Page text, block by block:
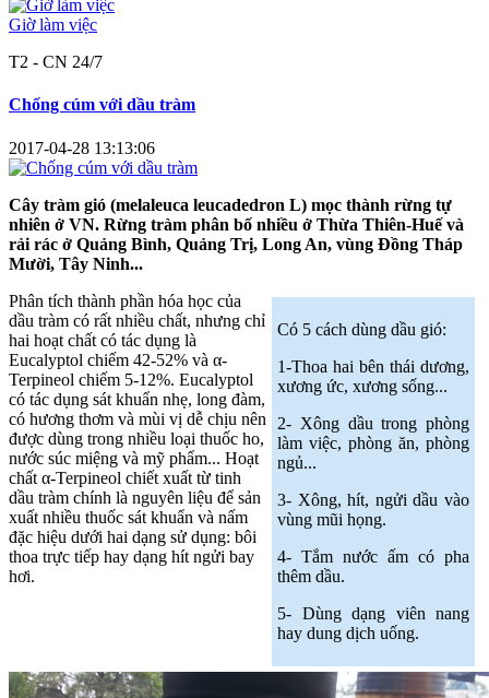
Giờ làm việc
T2 - CN 24/7
Chống cúm với dầu tràm
2017-04-28 13:13:06
Cây tràm gió (melaleuca leucadedron L) mọc thành rừng tự
nhiên ở VN. Rừng tràm phân bố nhiều ở Thừa Thiên-Huế và
rải rác ở Quảng Bình, Quảng Trị, Long An, vùng Đồng Tháp
Mười, Tây Ninh...
Có 5 cách dùng dầu gió:
1-Thoa hai bên thái dương,
xương ức, xương sống...
2- Xông dầu trong phòng
làm việc, phòng ăn, phòng
ngủ...
3- Xông, hít, ngửi dầu vào
vùng mũi họng.
4- Tắm nước ấm có pha
thêm dầu.
5- Dùng dạng viên nang
hay dung dịch uống.
Phân tích thành phần hóa học của
dầu tràm có rất nhiều chất, nhưng chỉ
hai hoạt chất có tác dụng là
Eucalyptol chiếm 42-52% và α-
Terpineol chiếm 5-12%. Eucalyptol
có tác dụng sát khuẩn nhẹ, long đàm,
có hương thơm và mùi vị dễ chịu nên
được dùng trong nhiều loại thuốc ho,
nước súc miệng và mỹ phẩm... Hoạt
chất α-Terpineol chiết xuất từ tinh
dầu tràm chính là nguyên liệu để sản
xuất nhiều thuốc sát khuẩn và nấm
đặc hiệu dưới hai dạng sử dụng: bôi
thoa trực tiếp hay dạng hít ngửi bay
hơi.